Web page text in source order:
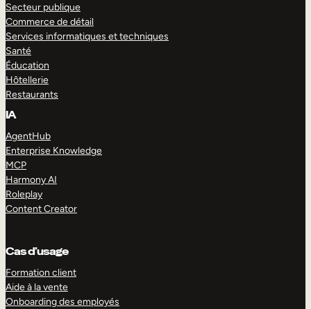
Secteur publique
Commerce de détail
Services informatiques et techniques
Santé
Éducation
Hôtellerie
Restaurants
IA
AgentHub
Enterprise Knowledge
MCP
Harmony AI
Roleplay
Content Creator
Cas d’usage
Formation client
Aide à la vente
Onboarding des employés